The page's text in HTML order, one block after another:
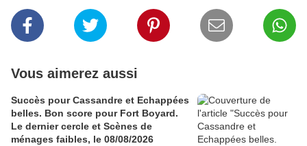
Vous aimerez aussi
Succès pour Cassandre et Echappées
belles. Bon score pour Fort Boyard.
Le dernier cercle et Scènes de
ménages faibles, le 08/08/2026